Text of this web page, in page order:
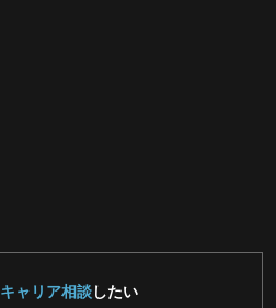
キャリア相談したい